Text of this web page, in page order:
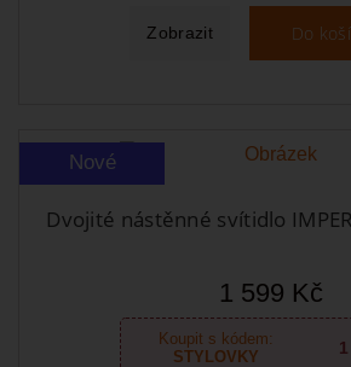
Zobrazit Do
Nové
Dvojité nástěnné svítidlo
1 599 Kč
Koupit s kódem:
STYLOVKY